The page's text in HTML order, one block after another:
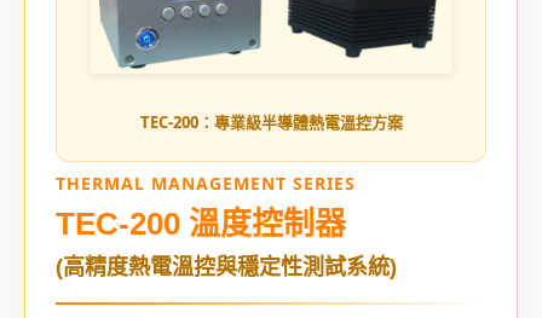
TEC-200：專業級半導體熱電溫控方案
THERMAL MANAGEMENT SERIES
TEC-200 溫度控制器
(高精度熱電溫控與穩定性測試系統)